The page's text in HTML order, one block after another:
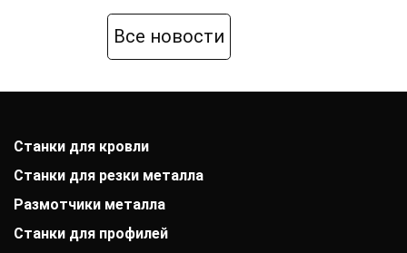
Все новости
Станки для кровли
Станки для резки металла
Размотчики металла
Станки для профилей